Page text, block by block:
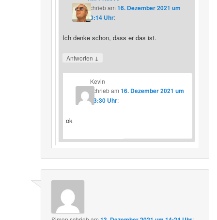
schriebam 16. Dezember 2021 um
20:14 Uhr:
Ich denke schon, dass er das ist.
Antworten ↓
Kevin
schriebam16. Dezember 2021 um
23:30 Uhr:
ok